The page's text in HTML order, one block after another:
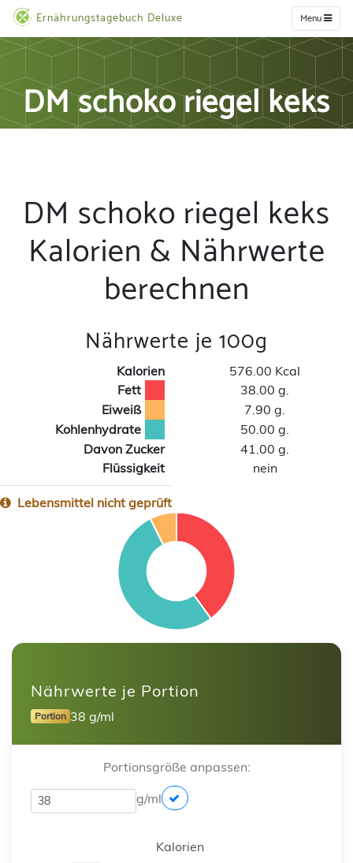
Ernährungstagebuch Deluxe Menu
DM schoko riegel keks
DM schoko riegel keks
Kalorien & Nährwerte
berechnen
Nährwerte je 100g
Kalorien
576.00 Kcal
Fett
38.00 g.
Eiweiß
7.90 g.
Kohlenhydrate
50.00 g.
Davon Zucker
41.00 g.
Flüssigkeit
nein
Lebensmittel nicht geprüft
Nährwerte je Portion
Portion 38 g/ml
Portionsgröße anpassen:
g/ml
Kalorien